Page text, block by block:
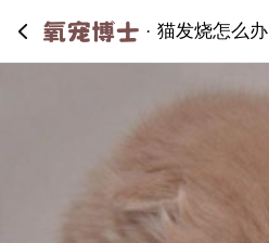
猫发烧怎么办